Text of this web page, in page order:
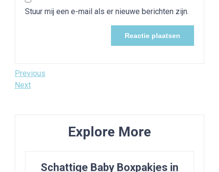
Stuur mij een e-mail als er nieuwe berichten zijn.
Bericht
navigatie
Previous
Post
Previous
Next
Next
Explore More
Schattige Baby Boxpakjes in